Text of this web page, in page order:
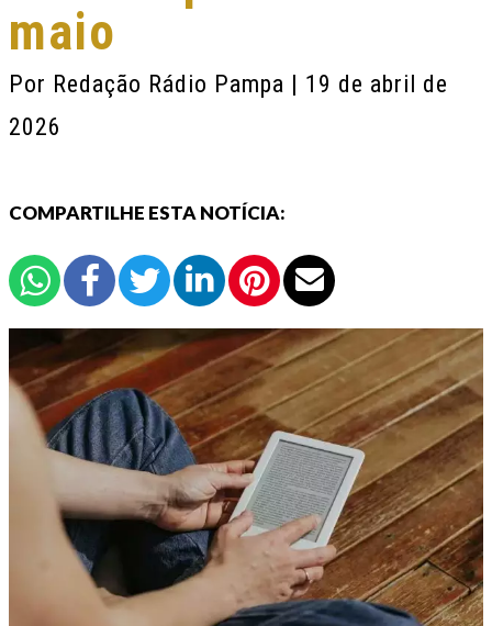
maio
Por Redação Rádio Pampa | 19 de abril de
2026
COMPARTILHE ESTA NOTÍCIA: